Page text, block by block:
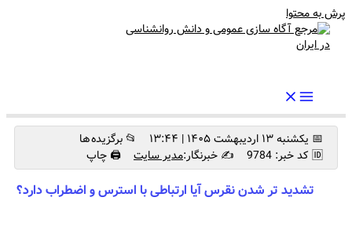
پرش به محتوا
📅 یکشنبه ۱۳ اردیبهشت ۱۴۰۵ | ۱۳:۴۴
📂 برگزیده ها
🆔 کد خبر: 9784
✍️ خبرنگار:مدیر سایت 🖨 چاپ
تشدید تر شدن نقرس آیا ارتباطی با استرس و اضطراب دارد؟